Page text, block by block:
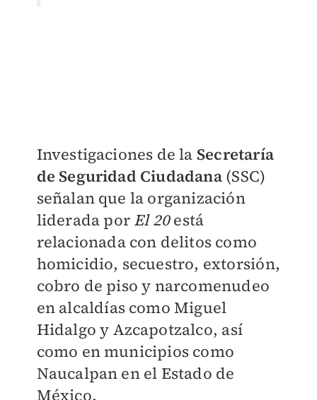
Investigaciones de la Secretaría
de Seguridad Ciudadana(SSC)
señalan que la organización
liderada por El 20está
relacionada con delitos como
homicidio, secuestro, extorsión,
cobro de piso y narcomenudeo
en alcaldías como Miguel
Hidalgo y Azcapotzalco, así
como en municipios como
Naucalpan en el Estado de
México.